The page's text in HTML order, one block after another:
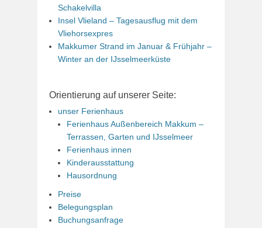
Schakelvilla
Insel Vlieland – Tagesausflug mit dem
Vliehorsexpres
Makkumer Strand im Januar & Frühjahr –
Winter an der IJsselmeerküste
Orientierung auf unserer Seite:
unser Ferienhaus
Ferienhaus Außenbereich Makkum –
Terrassen, Garten und IJsselmeer
Ferienhaus innen
Kinderausstattung
Hausordnung
Preise
Belegungsplan
Buchungsanfrage